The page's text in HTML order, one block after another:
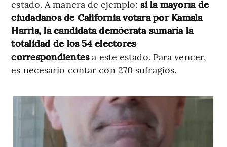
estado. A manera de ejemplo:si la mayoría de
ciudadanos de California votara por Kamala
Harris, la candidata demócrata sumaría la
totalidad de los 54 electores
correspondientesa este estado. Para vencer,
es necesario contar con 270 sufragios.